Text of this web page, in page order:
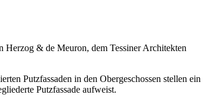
Herzog & de Meuron, dem Tessiner Architekten
Putzfassaden in den Obergeschossen stellen ein
Putzfassade aufweist.